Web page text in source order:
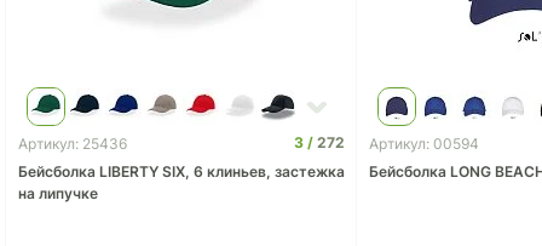
Артикул: 25436 3
272
Бейсболка LIBERTY SIX, 6 клиньев, застежка
на липучке
Артикул: 00594
Бейсболка LONG